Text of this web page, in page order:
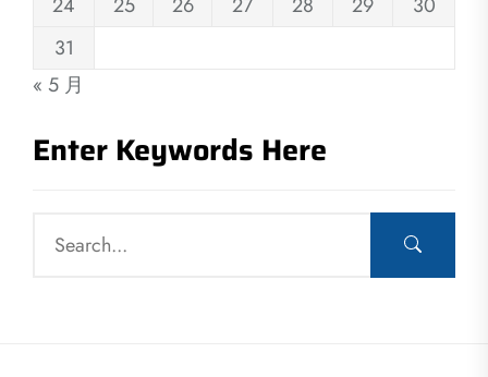
24
25 26 27 28 29
30
31
« 5 月
Enter Keywords Here